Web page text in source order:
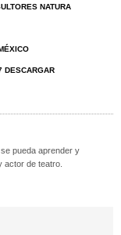
NATURA
DESCARGAR
pueda aprender y
actor de teatro.